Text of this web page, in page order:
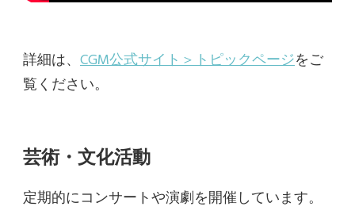
詳細は、 CGM公式サイト＞トピックページをご
覧ください。
芸術・文化活動
定期的にコンサートや演劇を開催しています。